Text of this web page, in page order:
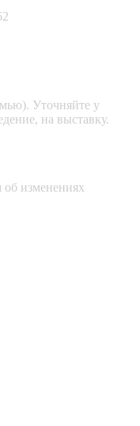
Уточняйте у
на выставку.
изменениях